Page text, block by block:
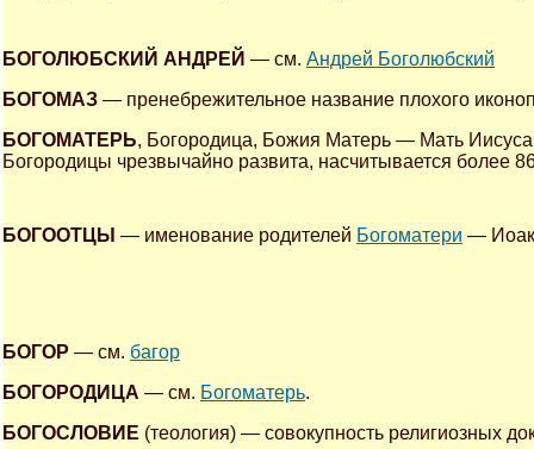
БОГОЛЮБСКИЙ АНДРЕЙ — см. Андрей Боголюбский
БОГОМАЗ — пренебрежительное название плохого
БОГОМАТЕРЬ, Богородица, Божия Матерь — Мать
Богородицы чрезвычайно развита, насчитывается более
БОГООТЦЫ — именование родителей Богоматери —
БОГОР — см. багор
БОГОРОДИЦА — см. Богоматерь.
БОГОСЛОВИЕ (теология) — совокупность религиозных